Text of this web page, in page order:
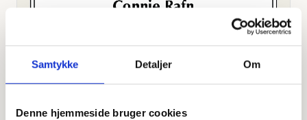
Samtykke Detaljer Om
Denne hjemmeside bruger cookies